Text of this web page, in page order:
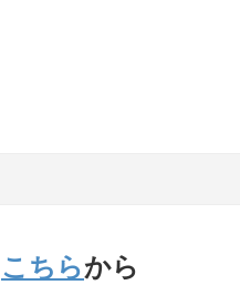
こちらから